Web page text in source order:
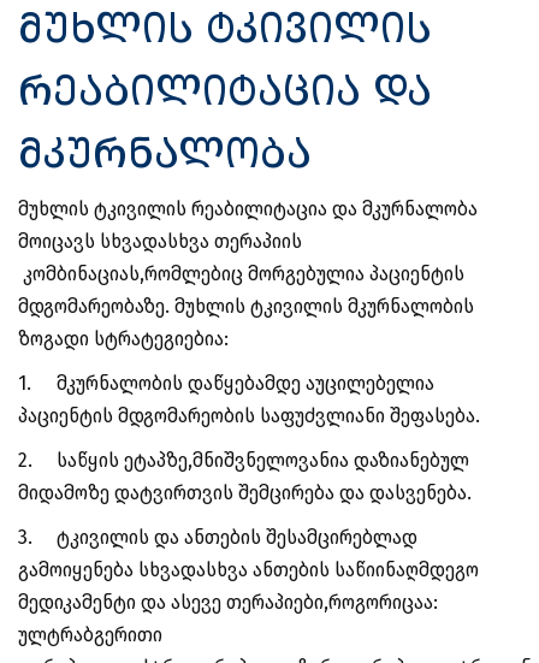
მუხლის ტკივილის
რეაბილიტაცია და
მკურნალობა
მუხლის ტკივილის რეაბილიტაცია და მკურნალობა
მოიცავს სხვადასხვა თერაპიის
კომბინაციას,რომლებიც მორგებულია პაციენტის
მდგომარეობაზე. მუხლის ტკივილის მკურნალობის
ზოგადი სტრატეგიებია:
1.
მკურნალობის დაწყებამდე აუცილებელია
პაციენტის მდგომარეობის საფუძვლიანი შეფასება.
2.
საწყის ეტაპზე,მნიშვნელოვანია დაზიანებულ
მიდამოზე დატვირთვის შემცირება და დასვენება.
3.
ტკივილის და ანთების შესამცირებლად
გამოიყენება სხვადასხვა ანთების საწიინაღმდეგო
მედიკამენტი და ასევე თერაპიები,როგორიცაა:
ულტრაბგერითი